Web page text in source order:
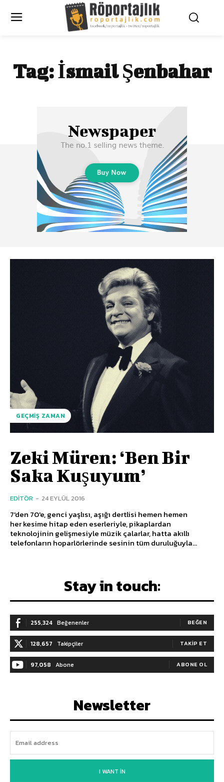
Tag:İsmail Şenbahar
GEÇMIŞ ZAMAN
Zeki Müren: ‘Ben Bir
Saka Kuşuyum’
EDITÖR - 24 EYLÜL 2016
7'den 70'e, genci yaşlısı, aşığı dertlisi hemen hemen
her kesime hitap eden eserleriyle, pikaplardan
teknolojinin gelişmesiyle müzik çalarlar, hatta akıllı
telefonların hoparlörlerinde sesinin tüm duruluğuyla...
Stay in touch:
255,324 Beğenenler BEĞEN
128,657 Takipçiler TAKIP ET
97,058 Abone ABONE OL
Newsletter
I WANT IN